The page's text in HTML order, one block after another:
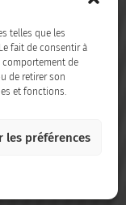
telles que les
fait de consentir à
comportement de
de retirer son
et fonctions.
les préférences